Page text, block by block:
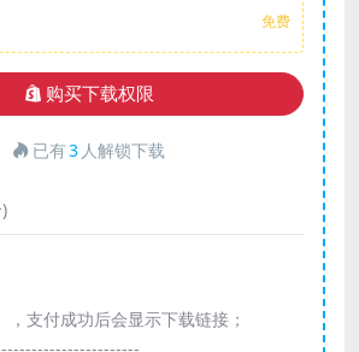
免费
购买下载权限
已有3 人解锁下载
，支付成功后会显示下载链接；